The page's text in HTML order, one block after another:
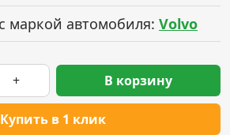
маркой автомобиля: Volvo
+
Купить в 1 клик
В корзину